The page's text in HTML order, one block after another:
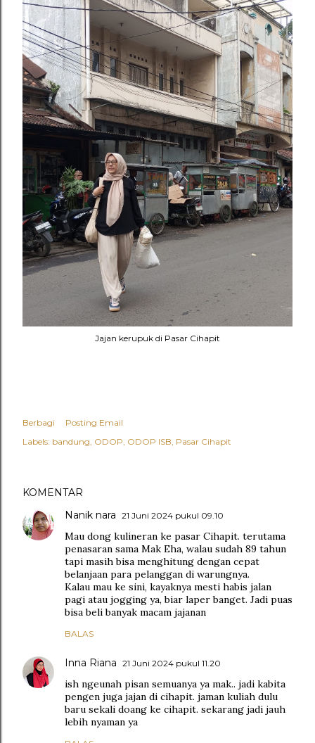
Jajan kerupuk di Pasar Cihapit
Berbagi
Posting Email
Labels: bandung ODOP ODOP ISB Pasar Cihapit
KOMENTAR
Nanik nara 21 Juni 2024 pukul 09.10
Mau dong kulineran ke pasar Cihapit. terutama
penasaran sama Mak Eha, walau sudah 89 tahun
tapi masih bisa menghitung dengan cepat
belanjaan para pelanggan di warungnya.
Kalau mau ke sini, kayaknya mesti habis jalan
pagi atau jogging ya, biar laper banget. Jadi puas
bisa beli banyak macam jajanan
BALAS
Inna Riana 21 Juni 2024 pukul 11.20
ish ngeunah pisan semuanya ya mak.. jadi kabita
pengen juga jajan di cihapit. jaman kuliah dulu
baru sekali doang ke cihapit. sekarang jadi jauh
lebih nyaman ya